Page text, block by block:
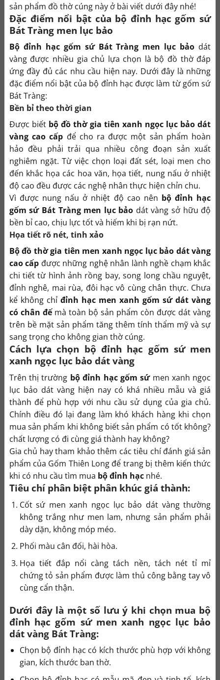
sản phẩm đồ thờ cúng này ở bài viết dưới đây nhé!
Đặc điểm nổi bật của bộ đỉnh hạc gốm sứ
Bát Tràng men lục bảo
Bộ đỉnh hạc gốm sứ Bát Tràng men lục bảo dát
vàng được nhiều gia chủ lựa chọn là bộ đồ thờ đáp
ứng đầy đủ các nhu cầu hiện nay. Dưới đây là những
đặc điểm nổi bật của bộ đỉnh hạc được làm từ gốm sứ
Bát Tràng:
Bền bỉ theo thời gian
Được biết bộ đồ thờ gia tiên xanh ngọc lục bảo dát
vàng cao cấp để cho ra được một sản phẩm hoàn
hảo đều phải trải qua nhiều công đoạn sản xuất
nghiêm ngặt. Từ việc chọn loại đất sét, loại men cho
đến khắc họa các hoa văn, họa tiết, nung nấu ở nhiệt
độ cao đều được các nghệ nhân thực hiện chỉn chu.
Vì được nung nấu ở nhiệt độ cao nên bộ đỉnh hạc
gốm sứ Bát Tràng men lục bảo dát vàng sở hữu độ
bền bỉ cao, chịu lực tốt và hiếm khi bị rạn nứt.
Họa tiết rõ nét, tinh xảo
Bộ đồ thờ gia tiên men xanh ngọc lục bảo dát vàng
cao cấp được những nghệ nhân lành nghề chạm khắc
chi tiết từ hình ảnh rồng bay, song long chầu nguyệt,
đỉnh nghê, mai rùa, đôi hạc vô cùng chân thực. Chưa
kể không chỉ đỉnh hạc men xanh gốm sứ dát vàng
có chân đế mà toàn bộ sản phẩm còn được dát vàng
trên bề mặt sản phẩm tăng thêm tính thẩm mỹ và sự
sang trọng cho không gian thờ cúng.
Cách lựa chọn bộ đỉnh hạc gốm sứ men
xanh ngọc lục bảo dát vàng
Trên thị trường bộ đỉnh hạc gốm sứmen xanh ngọc
lục bảo dát vàng hiện nay có khá nhiều mẫu và giá
thành để phù hợp với nhu cầu sử dụng của gia chủ.
Chính điều đó lại đang làm khó khách hàng khi chọn
mua sản phẩm khi không biết sản phẩm có tốt không?
chất lượng có đi cùng giá thành hay không?
Gia chủ hay tham khảo thêm các tiêu chí đánh giá sản
phẩm của Gốm Thiên Long để trang bị thêm kiến thức
khi có nhu cầu tìm mua bộ đỉnh hạcnhé.
Tiêu chí phân biệt phân khúc giá thành:
Cốt sứ men xanh ngọc lục bảo dát vàng thường
không trắng như men lam, nhưng sản phẩm phải
dày dặn, không móp méo.
Phối màu cân đối, hài hòa.
Họa tiết đắp nổi càng tách nền, tách nét tỉ mỉ
chứng tỏ sản phẩm được làm thủ công bằng tay vô
cùng cẩn thận.
Dưới đây là một số lưu ý khi chọn mua bộ
đỉnh hạc gốm sứ men xanh ngọc lục bảo
dát vàng Bát Tràng:
Chọn bộ đỉnh hạc có kích thước phù hợp với không
gian, kích thước ban thờ.